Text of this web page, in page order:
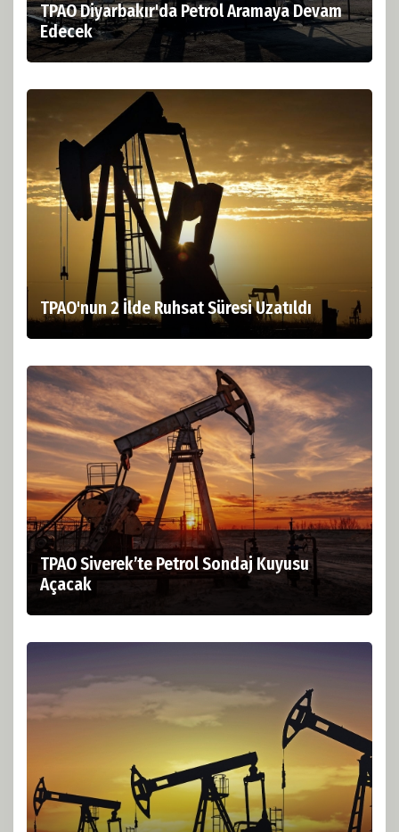
TPAO Diyarbakır'da Petrol Aramaya Devam
Edecek
TPAO'nun 2 İlde Ruhsat Süresi Uzatıldı
TPAO Siverek’te Petrol Sondaj Kuyusu
Açacak